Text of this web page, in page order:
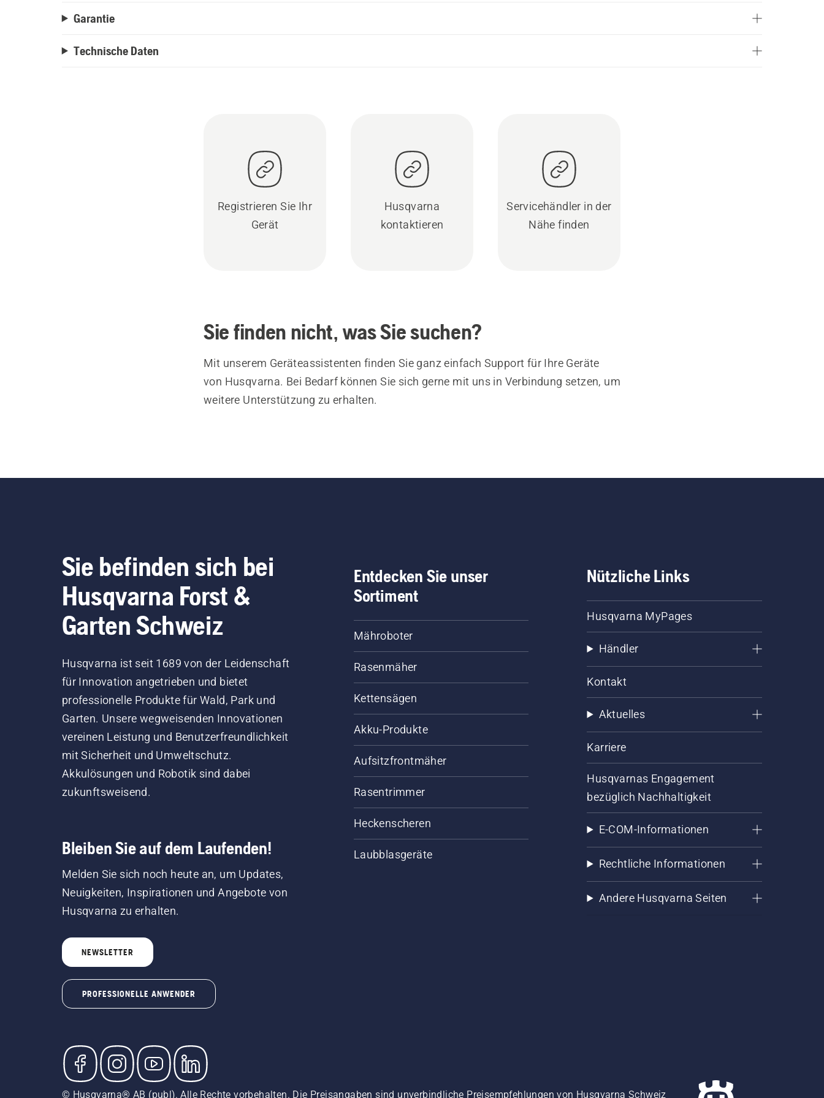
Garantie
Technische Daten
Registrieren Sie Ihr
Gerät
Husqvarna
kontaktieren
Servicehändler in der
Nähe finden
Sie finden nicht, was Sie suchen?
Mit unserem Geräteassistenten finden Sie ganz einfach Support für Ihre Geräte
von Husqvarna. Bei Bedarf können Sie sich gerne mit uns in Verbindung setzen, um
weitere Unterstützung zu erhalten.
Sie befinden sich bei
Husqvarna Forst &
Garten Schweiz
Husqvarna ist seit 1689 von der Leidenschaft
für Innovation angetrieben und bietet
professionelle Produkte für Wald, Park und
Garten. Unsere wegweisenden Innovationen
vereinen Leistung und Benutzerfreundlichkeit
mit Sicherheit und Umweltschutz.
Akkulösungen und Robotik sind dabei
zukunftsweisend.
Bleiben Sie auf dem Laufenden!
Melden Sie sich noch heute an, um Updates,
Neuigkeiten, Inspirationen und Angebote von
Husqvarna zu erhalten.
NEWSLETTER
PROFESSIONELLE ANWENDER
Entdecken Sie unser
Sortiment
Mähroboter
Rasenmäher
Kettensägen
Akku-Produkte
Aufsitzfrontmäher
Rasentrimmer
Heckenscheren
Laubblasgeräte
Nützliche Links
Husqvarna MyPages
Händler
Kontakt
Aktuelles
Karriere
Husqvarnas Engagement
bezüglich Nachhaltigkeit
E-COM-Informationen
Rechtliche Informationen
Andere Husqvarna Seiten
© Husqvarna® AB (publ). Alle Rechte vorbehalten. Die Preisangaben sind unverbindliche Preisempfehlungen von Husqvarna Schweiz